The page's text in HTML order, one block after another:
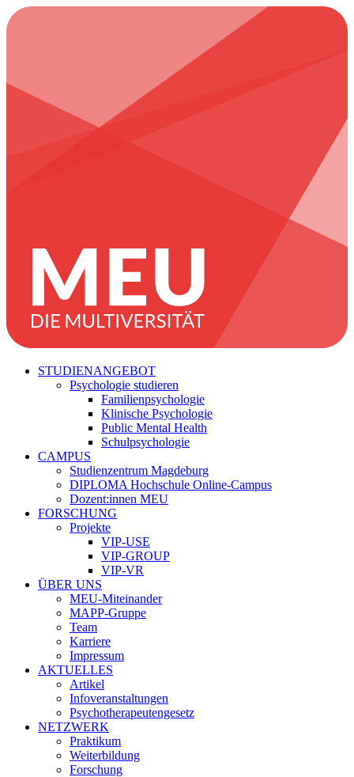
STUDIENANGEBOT
Psychologie studieren
Familienpsychologie
Klinische Psychologie
Public Mental Health
Schulpsychologie
CAMPUS
Studienzentrum Magdeburg
DIPLOMA Hochschule Online-Campus
Dozent:innen MEU
FORSCHUNG
Projekte
VIP-USE
VIP-GROUP
VIP-VR
ÜBER UNS
MEU-Miteinander
MAPP-Gruppe
Team
Karriere
Impressum
AKTUELLES
Artikel
Infoveranstaltungen
Psychotherapeutengesetz
NETZWERK
Praktikum
Weiterbildung
Forschung